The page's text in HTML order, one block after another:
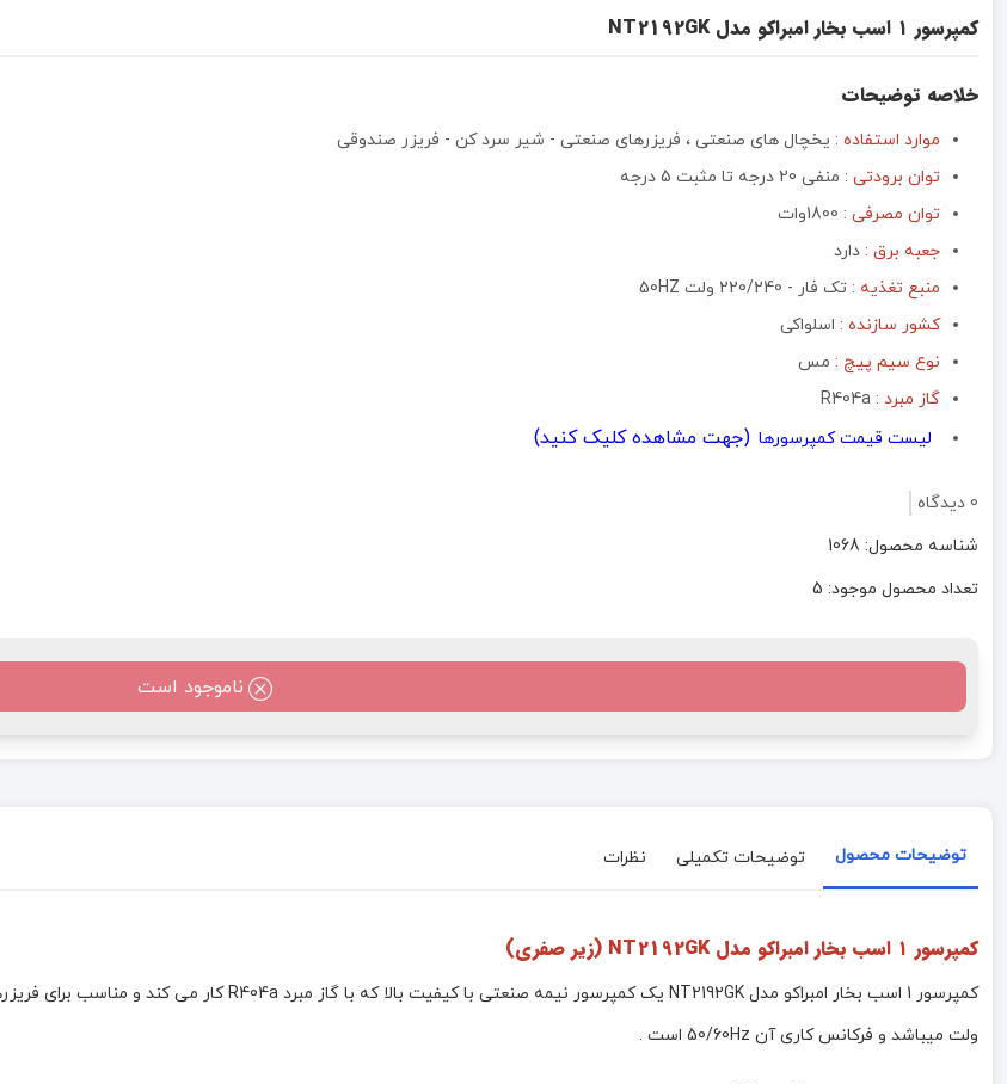
کمپرسور ۱ اسب بخار امبراکو مدل NT2192GK
خلاصه توضیحات
موارد استفاده : یخچال های صنعتی ، فریزرهای صنعتی - شیر سرد کن - فریزر صندوقی
توان برودتی : منفی 20 درجه تا مثبت 5 درجه
توان مصرفی :
جعبه برق :‌ دارد
منبع تغذیه :‌ تک فار - 220/240 ولت 50HZ
کشور سازنده : اسلواکی
نوع سیم پیچ : مس
گاز مبرد :
لیست قیمت کمپرسورها (جهت مشاهده کلیک کنید)
0 دیدگاه
شناسه محصول: 1068
تعداد محصول موجود: 5
ناموجود است
توضیحات محصول توضیحات تکمیلی نظرات
کمپرسور ۱ اسب بخار امبراکو مدل NT2192GK (زیر صفری)
ولت میباشد و فرکانس کاری آن 50/60Hz است .